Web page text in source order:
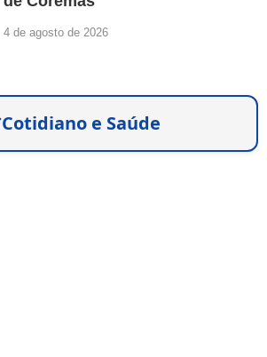
4 de agosto de 2026
Cotidiano e Saúde